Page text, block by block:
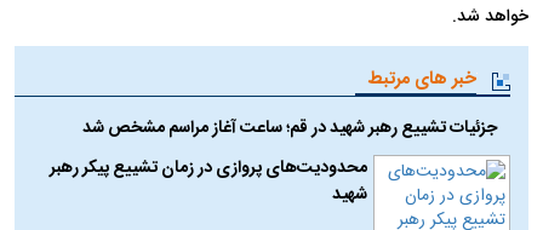
خواهد شد.
خبر های مرتبط
جزئیات تشییع رهبر شهید در قم؛ ساعت آغاز مراسم مشخص شد
محدودیت‌های پروازی در زمان تشییع پیکر رهبر
شهید